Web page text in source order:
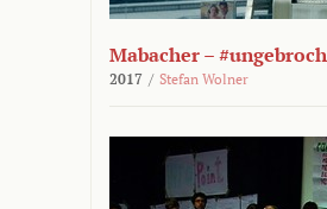
Mabacher –
2017 / Stefan Wolner